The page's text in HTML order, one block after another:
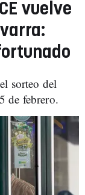
vuelve
sorteo del
de febrero.